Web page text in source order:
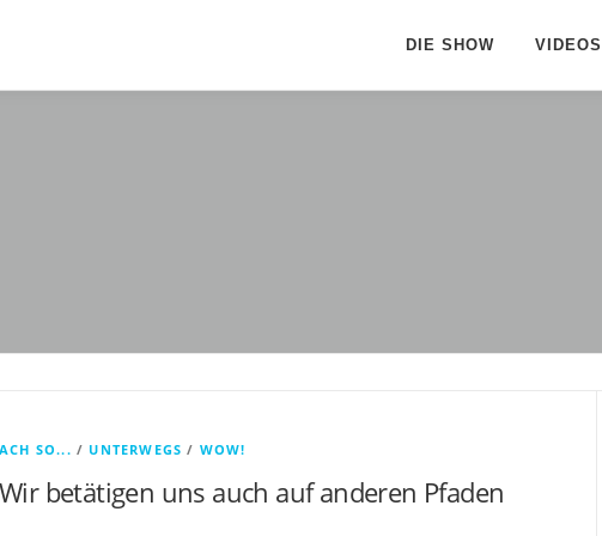
DIE SHOW VIDEOS
ACH SO... / UNTERWEGS / WOW!
Wir betätigen uns auch auf anderen Pfaden